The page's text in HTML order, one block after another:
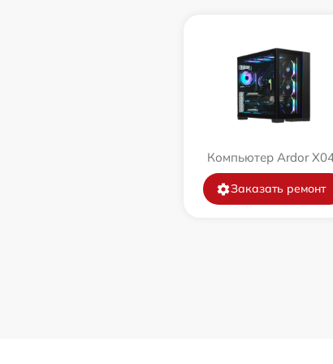
Компьютер Ardor
Заказать ремонт